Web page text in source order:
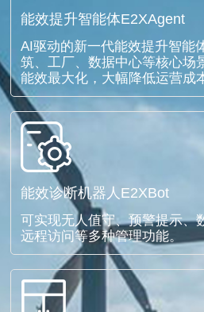
能效提升智能体E2XAgent
AI驱动的新一代能效提升智能
筑、工厂、数据中心等核心场
能效最大化，大幅降低运营成
能效诊断机器人E2XBot
可实现无人值守、预警提示、
远程访问等多种管理功能。